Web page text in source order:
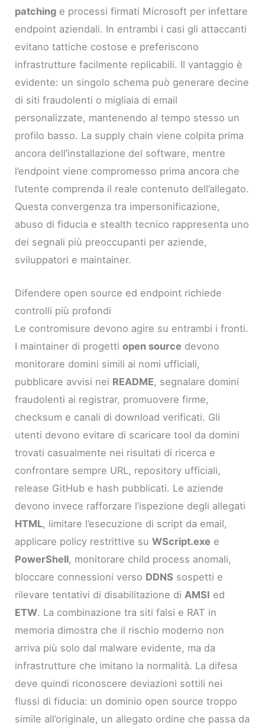
patching e processi firmati Microsoft per infettare
endpoint aziendali. In entrambi i casi gli attaccanti
evitano tattiche costose e preferiscono
infrastrutture facilmente replicabili. Il vantaggio è
evidente: un singolo schema può generare decine
di siti fraudolenti o migliaia di email
personalizzate, mantenendo al tempo stesso un
profilo basso. La supply chain viene colpita prima
ancora dell’installazione del software, mentre
l’endpoint viene compromesso prima ancora che
l’utente comprenda il reale contenuto dell’allegato.
Questa convergenza tra impersonificazione,
abuso di fiducia e stealth tecnico rappresenta uno
dei segnali più preoccupanti per aziende,
sviluppatori e maintainer.
Difendere open source ed endpoint richiede
controlli più profondi
Le contromisure devono agire su entrambi i fronti.
I maintainer di progettiopen source devono
monitorare domini simili ai nomi ufficiali,
pubblicare avvisi nei README, segnalare domini
fraudolenti ai registrar, promuovere firme,
checksum e canali di download verificati. Gli
utenti devono evitare di scaricare tool da domini
trovati casualmente nei risultati di ricerca e
confrontare sempre URL, repository ufficiali,
release GitHub e hash pubblicati. Le aziende
devono invece rafforzare l’ispezione degli allegati
HTML, limitare l’esecuzione di script da email,
applicare policy restrittive suWScript.exe e
PowerShell, monitorare child process anomali,
bloccare connessioni verso DDNS sospetti e
rilevare tentativi di disabilitazione diAMSI ed
ETW. La combinazione tra siti falsi e RAT in
memoria dimostra che il rischio moderno non
arriva più solo dal malware evidente, ma da
infrastrutture che imitano la normalità. La difesa
deve quindi riconoscere deviazioni sottili nei
flussi di fiducia: un dominio open source troppo
simile all’originale, un allegato ordine che passa da